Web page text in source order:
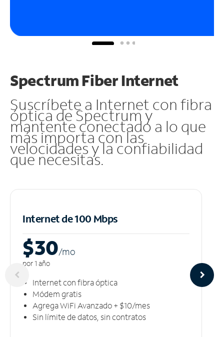
Spectrum Fiber Internet
Suscríbete a Internet con fibra
óptica de Spectrum y
mantente conectado a lo que
más importa con las
velocidades y la confiabilidad
que necesitas.
Internet de 100 Mbps
$30/mo
por 1 año
Internet con fibra óptica
Módem gratis
Agrega WiFi Avanzado + $10/mes
Sin límite de datos, sin contratos